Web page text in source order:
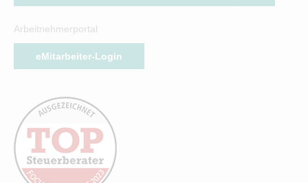
Arbeitnehmerportal
eMitarbeiter-Login